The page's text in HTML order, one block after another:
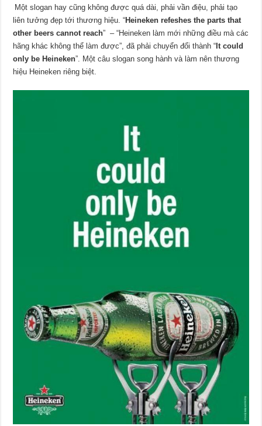
Một slogan hay cũng không được quá dài, phải vần điệu, phải tạo
liên tưởng đẹp tới thương hiệu. “Heineken refeshes the parts that
other beers cannot reach” – “Heineken làm mới những điều mà các
hãng khác không thể làm được”, đã phải chuyển đổi thành “ It could
only be Heineken”. Một câu slogan song hành và làm nên thương
hiệu Heineken riêng biệt.